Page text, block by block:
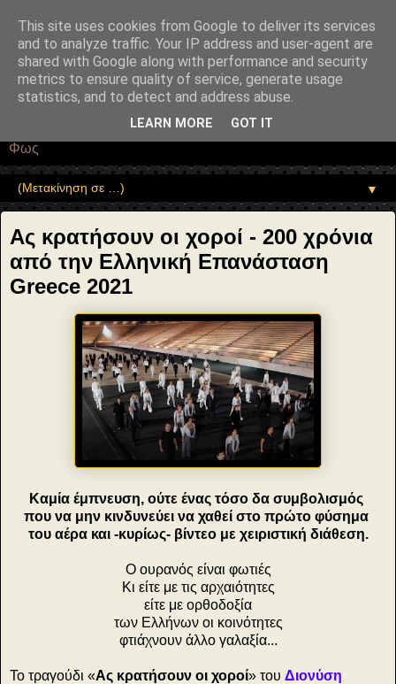
"potentialAction": { "@type": "ReadAction", "target":
"https://www.sophia-ntrekou.gr/2020/10/as-kratisoun-oi-xoroi-
binteoklip-200-xronia-apo-epanastasi.html" } }
Αέναη επΑνάσταση
• Επιστήμη • Ψυχολογία • Λογοτεχνία • Τέχνες • Θεολογία •
Φιλοσοφία • Στοχασμοί... για τη μνήμη, τον άνθρωπο και το
Φως
▼
Ας κρατήσουν οι χοροί - 200 χρόνια
από την Ελληνική Επανάσταση
Greece 2021
Καμία έμπνευση, ούτε ένας τόσο δα συμβολισμός
που να μην κινδυνεύει να χαθεί στο πρώτο φύσημα
του αέρα και -κυρίως- βίντεο με χειριστική διάθεση.
Ο ουρανός είναι φωτιές
Κι είτε με τις αρχαιότητες
είτε με ορθοδοξία
των Ελλήνων οι κοινότητες
φτιάχνουν άλλο γαλαξία...
Το τραγούδι «Ας κρατήσουν οι χοροί» του Διονύση
This site uses cookies from Google to deliver its services
and to analyze traffic. Your IP address and user-agent are
shared with Google along with performance and security
metrics to ensure quality of service, generate usage
statistics, and to detect and address abuse.
LEARN MORE GOT IT